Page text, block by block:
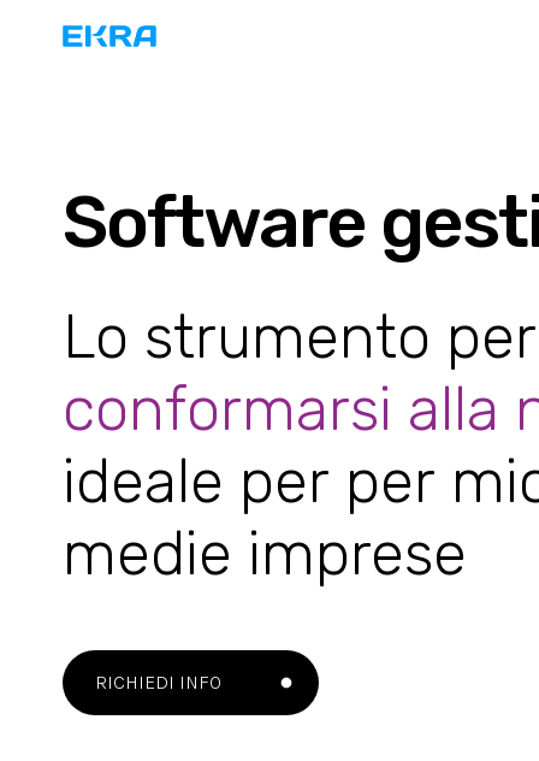
Software
Lo strumento
conformarsi alla
ideale per per
medie imprese
RICHIEDI INFO